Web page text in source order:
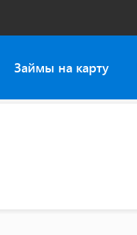
Займы на карту